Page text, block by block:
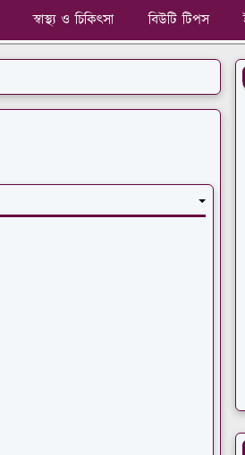
স্বাস্থ্য ও চিকিৎসা বিউটি টিপস